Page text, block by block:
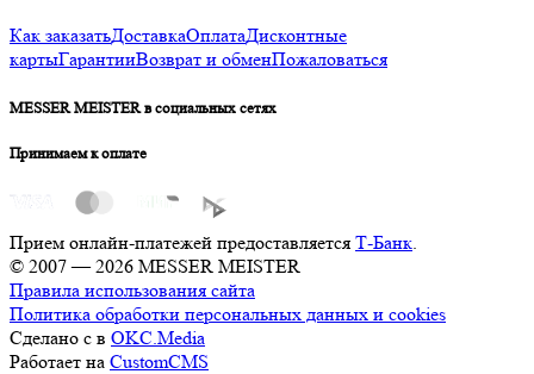
Как заказатьДоставкаОплатаДисконтные
картыГарантииВозврат и обменПожаловаться
MESSER MEISTER в социальных сетях
Принимаем к оплате
Прием онлайн-платежей предоставляется Т-Банк.
© 2007 — 2026 MESSER MEISTER
Правила использования сайта
Политика обработки персональных данных и cookies
Сделано с в OKC.Media
Работает на CustomCMS